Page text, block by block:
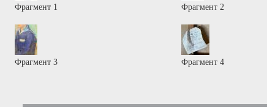
Фрагмент 1 Фрагмент 2
Фрагмент 3 Фрагмент 4